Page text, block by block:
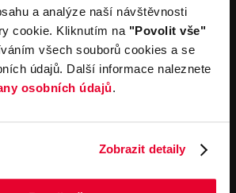
a analýze naší návštěvnosti
cookie. Kliknutím na "Povolit vše"
všech souborů cookies a se
údajů. Další informace naleznete
osobních údajů.
Zobrazit detaily
Louda Auto+ Poděbrady
Obytné vozy
Novinky
Kariéra
Důležité odkazy
Cookies
Všeobecné obchodní
podmínky pro online
vozidel